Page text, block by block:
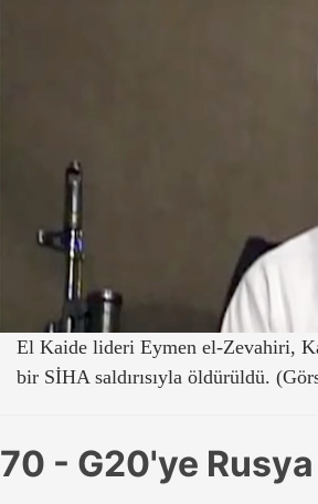
El Kaide lideri Eymen el-Zevahiri,
bir SİHA saldırısıyla öldürüldü.
70 - G20'ye Rusya